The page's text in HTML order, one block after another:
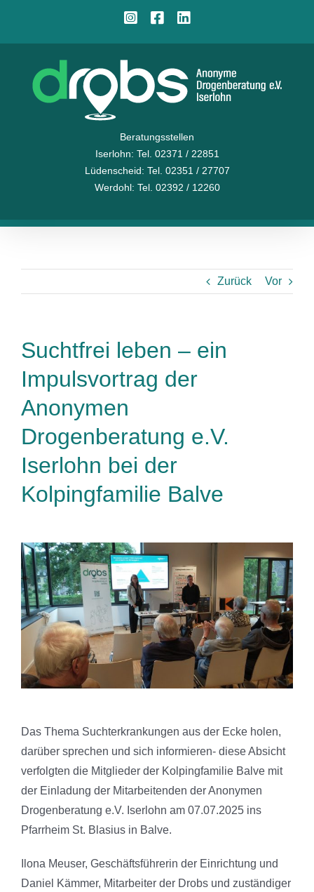
Instagram
Facebook
Beratungsstellen
Iserlohn: Tel. 02371 / 22851
Lüdenscheid: Tel. 02351 / 27707
Werdohl: Tel. 02392 / 12260
Zurück Vor
Suchtfrei leben – ein
Impulsvortrag der
Anonymen
Drogenberatung e.V.
Iserlohn bei der
Kolpingfamilie Balve
Das Thema Suchterkrankungen aus der Ecke holen,
darüber sprechen und sich informieren- diese Absicht
verfolgten die Mitglieder der Kolpingfamilie Balve mit
der Einladung der Mitarbeitenden der Anonymen
Drogenberatung e.V. Iserlohn am 07.07.2025 ins
Pfarrheim St. Blasius in Balve.
Ilona Meuser, Geschäftsführerin der Einrichtung und
Daniel Kämmer, Mitarbeiter der Drobs und zuständiger